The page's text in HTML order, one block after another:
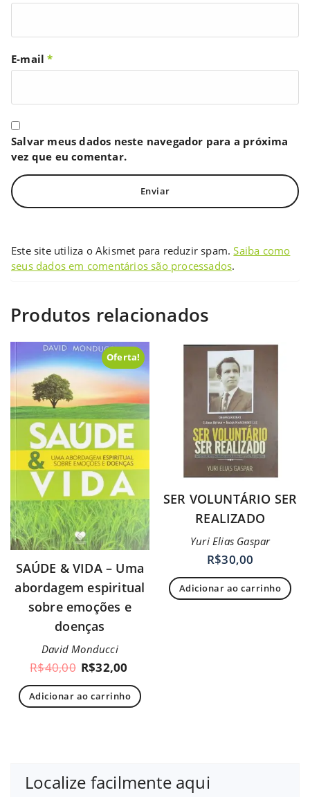
E-mail*
Salvar meus dados neste navegador para a próxima
vez que eu comentar.
Este site utiliza o Akismet para reduzir spam.Saiba como
seus dados em comentários são processados.
Produtos relacionados
Oferta!
SAÚDE & VIDA – Uma
abordagem espiritual
sobre emoções e
doenças
David Monducci
R$40,00 R$32,00
Adicionar ao carrinho
SER VOLUNTÁRIO SER
REALIZADO
Yuri Elias Gaspar
R$30,00
Adicionar ao carrinho
Localize facilmente aqui